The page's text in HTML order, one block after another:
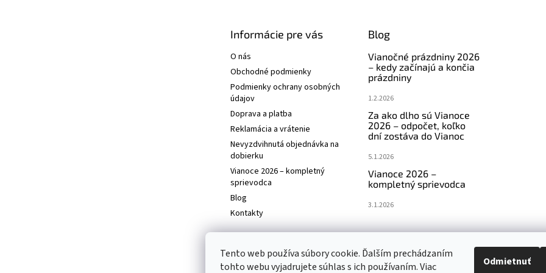
Tento web používa súbory cookie. Ďalším prechádzaním
tohto webu vyjadrujete súhlas s ich používaním. Viac
Odmietnuť
Informácie pre vás
O nás
Obchodné podmienky
Podmienky ochrany osobných
údajov
Doprava a platba
Reklamácia a vrátenie
Nevyzdvihnutá objednávka na
dobierku
Vianoce 2026 – kompletný
sprievodca
Blog
Kontakty
Blog
Vianočné prázdniny 2026
– kedy začínajú a končia
prázdniny
1.2.2026
Za ako dlho sú Vianoce
2026 – odpočet, koľko
dní zostáva do Vianoc
5.1.2026
Vianoce 2026 –
kompletný sprievodca
3.1.2026
Navštívte aj náš český e-shop www.vanocniretezy.cz